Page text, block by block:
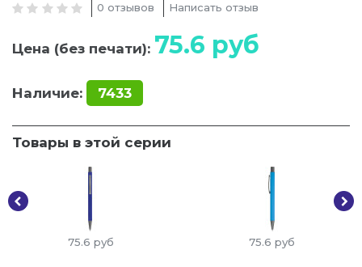
0 отзывов Написать отзыв
Цена (без печати): 75.6 руб
Наличие: 7433
Товары в этой серии
75.6 руб 75.6 руб